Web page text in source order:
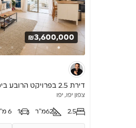
₪3,600,000
דירת 2.5 בפרויקט הרובע ביפו
צפון יפו, יפו
2.5
62מ"ר 1 6 מ"ר